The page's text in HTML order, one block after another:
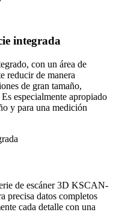
integrada
con un área de
reducir de manera
de gran tamaño,
especialmente apropiado
y para una medición
de escáner 3D KSCAN-
precisa datos completos
cada detalle con una